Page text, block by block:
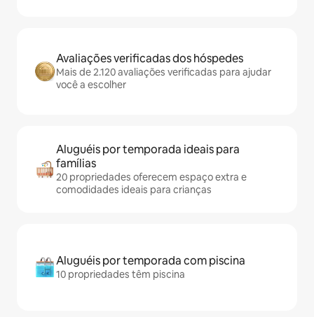
Avaliações verificadas dos hóspedes
Mais de 2.120 avaliações verificadas para ajudar
você a escolher
Aluguéis por temporada ideais para
famílias
20 propriedades oferecem espaço extra e
comodidades ideais para crianças
Aluguéis por temporada com piscina
10 propriedades têm piscina